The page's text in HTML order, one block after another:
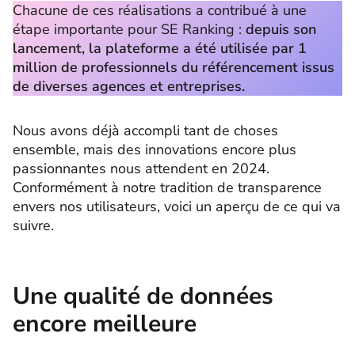
Chacune de ces réalisations a contribué à une
étape importante pour SE Ranking : depuis son
lancement, la plateforme a été utilisée par 1
million de professionnels du référencement issus
de diverses agences et entreprises.
Nous avons déjà accompli tant de choses
ensemble, mais des innovations encore plus
passionnantes nous attendent en 2024.
Conformément à notre tradition de transparence
envers nos utilisateurs, voici un aperçu de ce qui va
suivre.
Une qualité de données
encore meilleure